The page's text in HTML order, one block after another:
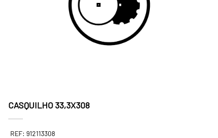
CASQUILHO 33,3X308
REF: 912113308